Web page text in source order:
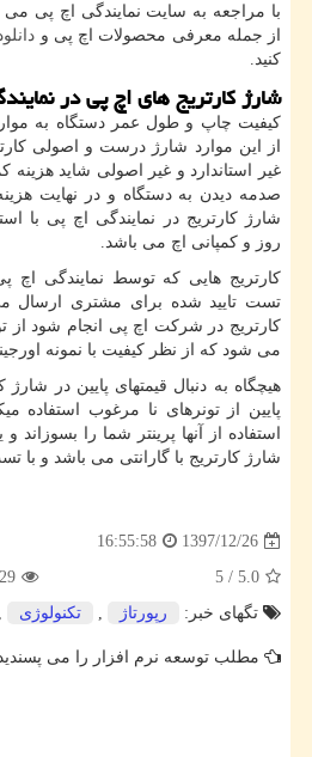
با مراجعه به سایت نمایندگی اچ پی می
از جمله معرفی محصولات اچ پی و
کنید.
شارژ کارتریج های اچ پی در
کیفیت چاپ و طول عمر دستگاه به
از این موارد شارژ درست و اصولی
غیر استاندارد و غیر اصولی شاید
صدمه دیدن به دستگاه و در نهایت
شارژ کارتریج در نمایندگی اچ پی با
روز و کمپانی اچ می باشد.
کارتریج هایی که توسط نمایندگی
تست تایید شده برای مشتری ارسال
کارتریج در شرکت اچ پی انجام شود از
می شود که از نظر کیفیت با نمونه
هیچگاه به دنبال قیمتهای پایین در شارژ
پایین از تونرهای نا مرغوب استفاده
استفاده از آنها پرینتر شما را بسوزاند
شارژ کارتریج با گارانتی می باشد و با
1397/12/26
16:55:58
5.0
/
5
تگهای خبر:
رپورتاژ , تكنولوژی ,
مطلب توسعه نرم افزار را می